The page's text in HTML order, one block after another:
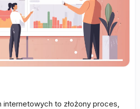
internetowych to złożony proces,